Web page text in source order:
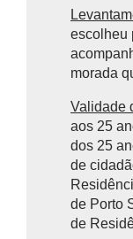
escolheu
morada
Validade
aos 25
dos 25
de
de Porto
de